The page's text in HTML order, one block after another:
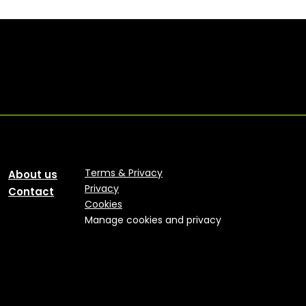
About us
Contact
Terms & Privacy
Privacy
Cookies
Manage cookies and privacy